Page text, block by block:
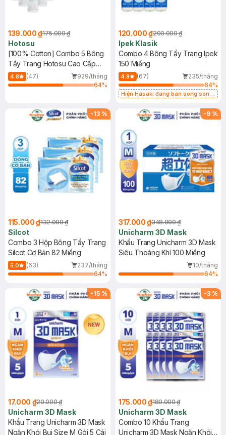
139.000 ₫175.000 ₫
Hotosu
[100% Cotton] Combo 5 Bông
Tẩy Trang Hotosu Cao Cấp
150 Miếng
4.8 (47)
929/tháng
64%
120.000 ₫200.000 ₫
Ipek Klasik
Combo 4 Bông Tẩy Trang Ipek
150 Miếng
4.8 (67)
235/tháng
64%
Hiện Hasaki đang bán song song
-13 %
115.000 ₫132.000 ₫
Silcot
Combo 3 Hộp Bông Tẩy Trang
Silcot Cơ Bản 82 Miếng
5.0 (63)
237/tháng
64%
-9 %
317.000 ₫348.000 ₫
Unicharm 3D Mask
Khẩu Trang Unicharm 3D Mask
Siêu Thoáng Khí 100 Miếng
10/tháng
64%
-15 %
17.000 ₫20.000 ₫
Unicharm 3D Mask
Khẩu Trang Unicharm 3D Mask
Ngăn Khói Bụi Size M Gói 5 Cái
-3 %
175.000 ₫180.000 ₫
Unicharm 3D Mask
Combo 10 Khẩu Trang
Unicharm 3D Mask Ngăn Khói